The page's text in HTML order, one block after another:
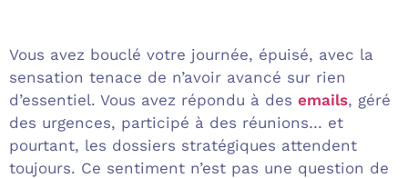
Vous avez bouclé votre journée, épuisé, avec la
sensation tenace de n’avoir avancé sur rien
d’essentiel. Vous avez répondu à des emails, géré
des urgences, participé à des réunions… et
pourtant, les dossiers stratégiques attendent
toujours. Ce sentiment n’est pas une question de